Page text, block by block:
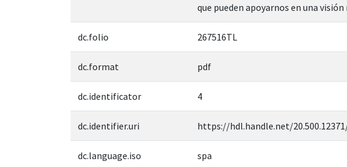
que pueden apoyarnos en una
dc.folio 267516TL
dc.format pdf
dc.identificator 4
dc.identifier.uri https://hdl.handle.net/
dc.language.iso spa